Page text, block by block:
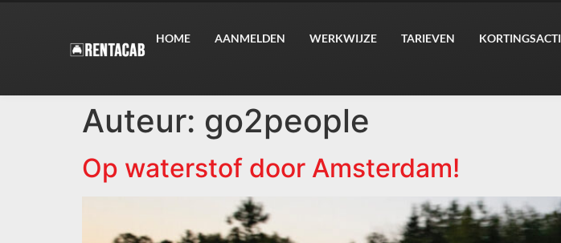
HOME AANMELDEN WERKWIJZE TARIEVEN
Auteur: go2people
Op waterstof door Amsterdam!